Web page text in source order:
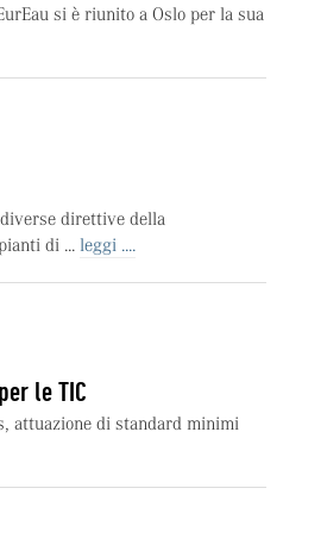
si è riunito a Oslo per la sua
direttive della
di ... leggi ....
le TIC
attuazione di standard minimi